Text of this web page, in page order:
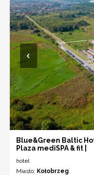
Blue&Green Baltic
Plaza mediSPA & fit |
hotel
Miasto: Kołobrzeg